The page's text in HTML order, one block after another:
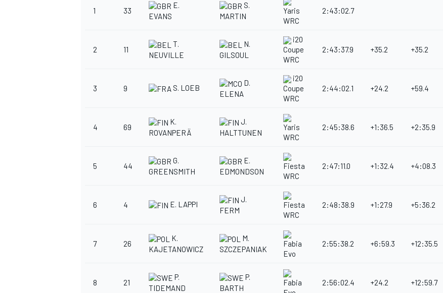
1 33
E.
EVANS
S.
MARTIN
Yaris
WRC
2:43:02.7
2 11
T.
NEUVILLE
N.
GILSOUL
i20
Coupe
WRC
2:43:37.9 +35.2 +35.2
3 9 S. LOEB
D.
ELENA
i20
Coupe
WRC
2:44:02.1 +24.2 +59.4
4 69
K.
ROVANPERÄ
J.
HALTTUNEN
Yaris
WRC
2:45:38.6 +1:36.5 +2:35.9
5 44
G.
GREENSMITH
E.
EDMONDSON
Fiesta
WRC
2:47:11.0 +1:32.4 +4:08.3
6 4 E. LAPPI
J.
FERM
Fiesta
WRC
2:48:38.9 +1:27.9 +5:36.2
7 26
K.
KAJETANOWICZ
M.
SZCZEPANIAK
Fabia
Evo
2:55:38.2 +6:59.3 +12:35.5
8 21
P.
TIDEMAND
P.
BARTH
Fabia
2:56:02.4 +24.2 +12:59.7